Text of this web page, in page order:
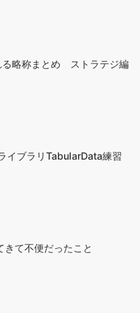
る略称まとめ ストラテジ編
イブラリTabularData練習
て不便だったこと